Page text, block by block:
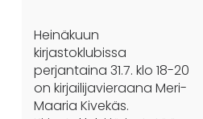
Heinäkuun
kirjastoklubissa
perjantaina 31.7. klo 18-20
on kirjailijavieraana Meri-
Maaria Kivekäs.